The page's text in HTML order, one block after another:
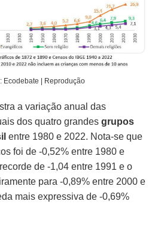
Ecodebate | Reprodução
a variação anual das
dos quatro grandesgrupos
entre 1980 e 2022. Nota-se que
foi de -0,52% entre 1980 e
de -1,04 entre 1991 e o
para -0,89% entre 2000 e
mais expressiva de -0,69%